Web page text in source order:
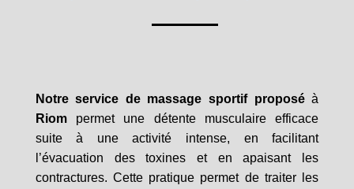
Notre service de massage sportif proposéà
Riompermet une détente musculaire efficace
suite à une activité intense, en facilitant
l’évacuation des toxines et en apaisant les
contractures. Cette pratique permet de traiter les